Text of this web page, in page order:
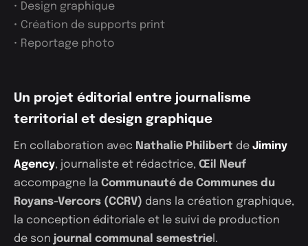
• Design graphique
• Création de supports print
• Reportage photo
Un projet éditorial entre journalisme
territorial et design graphique
En collaboration avec Nathalie Philibertde Jiminy
Agency, journaliste et rédactrice, Œil Neuf
accompagne la Communauté de Communes du
Royans-Vercors (CCRV) dans la création graphique,
la conception éditoriale et le suivi de production
de son journal communal semestriel.